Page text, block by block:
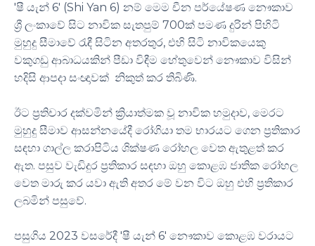
'ෂී යැන් 6' (Shi Yan 6) නම් මෙම චීන පර්යේෂණ නෞකාව
ශ්‍රී ලංකාවේ සිට නාවික සැතපුම් 700ක් පමණ දුරින් පිහිටි
මුහුදු සීමාවේ රැඳී සිටින අතරතුර, එහි සිටි නාවිකයෙකු
වකුගඩු ආබාධයකින් පීඩා විඳීම හේතුවෙන් නෞකාව විසින්
හදිසි ආපදා සංඥාවක් නිකුත් කර තිබිණි.
ඊට ප්‍රතිචාර දක්වමින් ක්‍රියාත්මක වූ නාවික හමුදාව, මෙරට
මුහුදු සීමාව ආසන්නයේදී රෝගියා තම භාරයට ගෙන ප්‍රතිකාර
සඳහා ගාල්ල කරාපිටිය ශික්ෂණ රෝහල වෙත ඇතුළත් කර
ඇත. පසුව වැඩිදුර ප්‍රතිකාර සඳහා ඔහු කොළඹ ජාතික රෝහල
වෙත මාරු කර යවා ඇති අතර මේ වන විට ඔහු එහි ප්‍රතිකාර
ලබමින් පසුවේ.
පසුගිය 2023 වසරේදී 'ෂී යැන් 6' නෞකාව කොළඹ වරායට